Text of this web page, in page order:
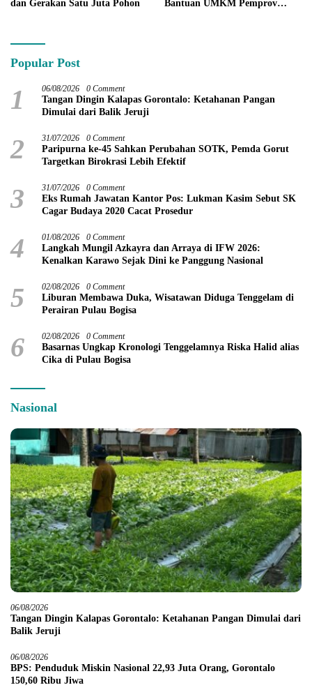
dan Gerakan Satu Juta Pohon
Bantuan UMKM Pemprov
Popular Post
1 06/08/2026 0 Comment
Tangan Dingin Kalapas Gorontalo: Ketahanan Pangan
Dimulai dari Balik Jeruji
2 31/07/2026 0 Comment
Paripurna ke-45 Sahkan Perubahan SOTK, Pemda Gorut
Targetkan Birokrasi Lebih Efektif
3 31/07/2026 0 Comment
Eks Rumah Jawatan Kantor Pos: Lukman Kasim Sebut SK
Cagar Budaya 2020 Cacat Prosedur
4 01/08/2026 0 Comment
Langkah Mungil Azkayra dan Arraya di IFW 2026:
Kenalkan Karawo Sejak Dini ke Panggung Nasional
5 02/08/2026 0 Comment
Liburan Membawa Duka, Wisatawan Diduga Tenggelam di
Perairan Pulau Bogisa
6 02/08/2026 0 Comment
Basarnas Ungkap Kronologi Tenggelamnya Riska Halid alias
Cika di Pulau Bogisa
Nasional
06/08/2026
Tangan Dingin Kalapas Gorontalo: Ketahanan Pangan Dimulai dari
Balik Jeruji
06/08/2026
BPS: Penduduk Miskin Nasional 22,93 Juta Orang, Gorontalo
150,60 Ribu Jiwa